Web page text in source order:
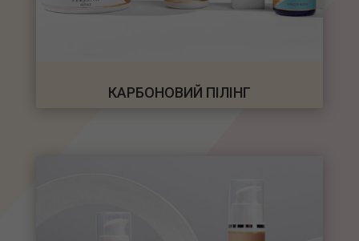
КАРБОНОВИЙ ПІЛІНГ